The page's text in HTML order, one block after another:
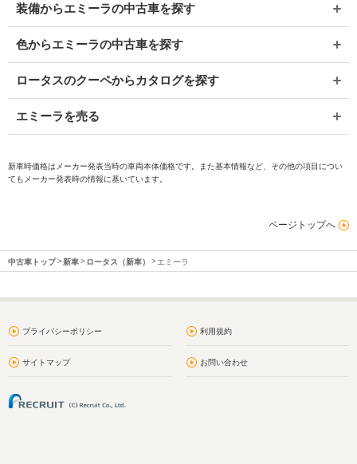
装備からエミーラの中古車を探す
色からエミーラの中古車を探す
ロータスのクーペからカタログを探す
エミーラを売る
新車時価格はメーカー発表当時の車両本体価格です。また基本情報など、その他の項目につい
てもメーカー発表時の情報に基いています。
ページトップへ
中古車トップ 新車 ロータス（新車） エミーラ
プライバシーポリシー 利用規約
サイトマップ お問い合わせ